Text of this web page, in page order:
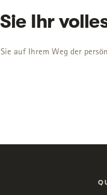
Ihr
auf Ihrem Weg der